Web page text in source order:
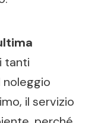
tanti
il servizio